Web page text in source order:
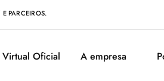
PARCEIROS.
Virtual Oficial A empresa